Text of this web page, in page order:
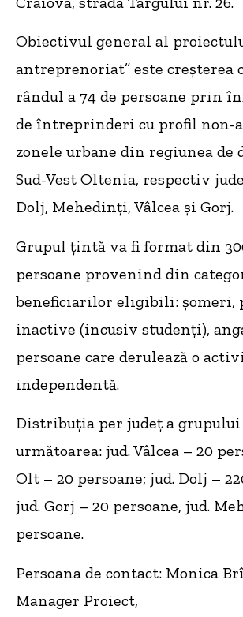
Obiectivul general al
antreprenoriat” este creşterea
rândul a 74 de persoane prin
de întreprinderi cu profil non-
zonele urbane din regiunea de
Sud-Vest Oltenia, respectiv
Dolj, Mehedinţi, Vâlcea şi Gorj.
Grupul ţintă va fi format din
persoane provenind din
beneficiarilor eligibili: şomeri,
inactive (incusiv studenţi),
persoane care derulează o
independentă.
Distribuţia per judeţ a
următoarea: jud. Vâlcea – 20
Olt – 20 persoane; jud. Dolj –
jud. Gorj – 20 persoane, jud.
persoane.
Persoana de contact: Monica
Manager Proiect,